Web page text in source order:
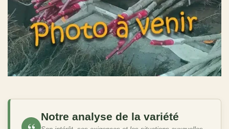
Notre analyse de la variété